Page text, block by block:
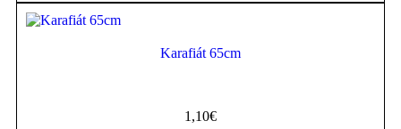
Karafiát 65cm
1,10€